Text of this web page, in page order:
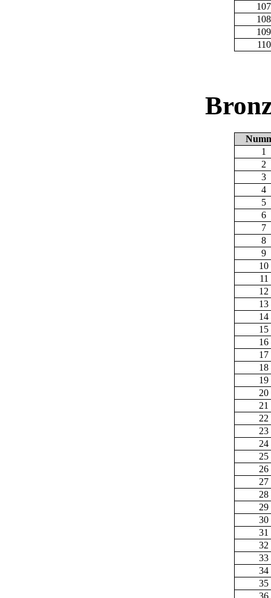
107
108
109
110
1
2
3
4
5
6
7
8
9
10
11
12
13
14
15
16
17
18
19
20
21
22
23
24
25
26
27
28
29
30
31
32
33
34
35
36